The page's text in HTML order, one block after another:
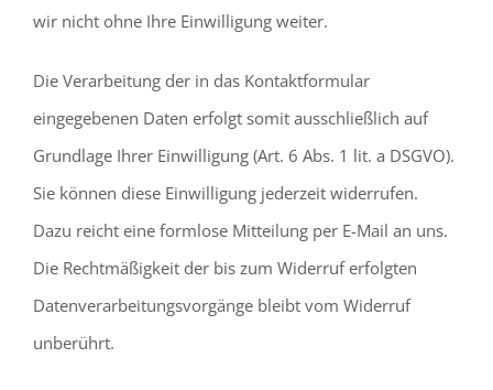
wir nicht ohne Ihre Einwilligung weiter.
Die Verarbeitung der in das Kontaktformular
eingegebenen Daten erfolgt somit ausschließlich auf
Grundlage Ihrer Einwilligung (Art. 6 Abs. 1 lit. a DSGVO).
Sie können diese Einwilligung jederzeit widerrufen.
Dazu reicht eine formlose Mitteilung per E-Mail an uns.
Die Rechtmäßigkeit der bis zum Widerruf erfolgten
Datenverarbeitungsvorgänge bleibt vom Widerruf
unberührt.